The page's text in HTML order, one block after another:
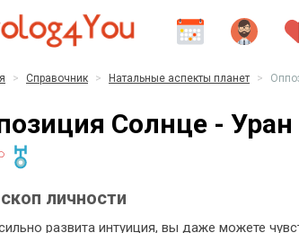
Справочник Натальные аспекты планет
Солнце - Уран
личности
развита интуиция, вы даже можете